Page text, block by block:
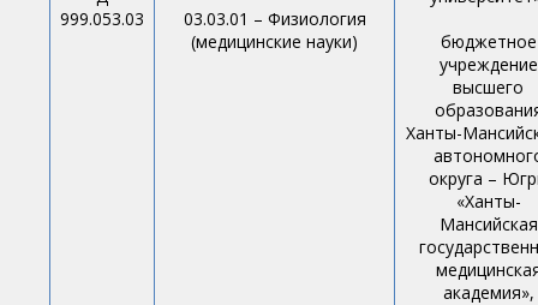
999.053.03
03.03.01 – Физиология
(медицинские науки)
бюджетное
учреждение
высшего
Ханты-
округа –
«Ханты-
Мансийская
академия»,